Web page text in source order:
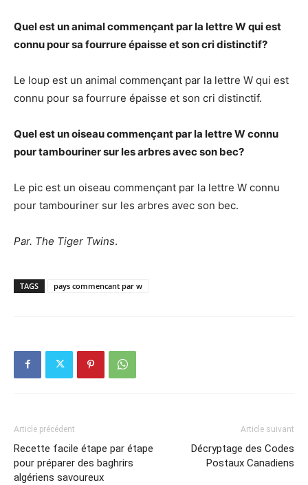
Quel est un animal commençant par la lettre W qui est
connu pour sa fourrure épaisse et son cri distinctif?
Le loup est un animal commençant par la lettre W qui est
connu pour sa fourrure épaisse et son cri distinctif.
Quel est un oiseau commençant par la lettre W connu
pour tambouriner sur les arbres avec son bec?
Le pic est un oiseau commençant par la lettre W connu
pour tambouriner sur les arbres avec son bec.
Par. The Tiger Twins.
TAGS pays commencant par w
Article précédent
Recette facile étape par étape
pour préparer des baghrirs
algériens savoureux
Article suivant
Décryptage des Codes
Postaux Canadiens